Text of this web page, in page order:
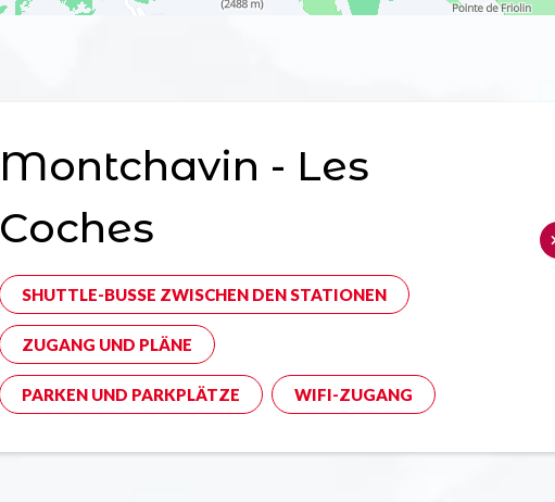
Montchavin - Les
Coches
SHUTTLE-BUSSE ZWISCHEN DEN STATIONEN
ZUGANG UND PLÄNE
PARKEN UND PARKPLÄTZE WIFI-ZUGANG